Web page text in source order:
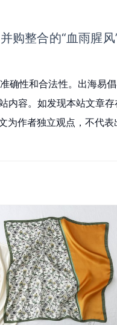
购整合的“血雨腥
确性和合法性。出海易
内容。如发现本站文章
作者独立观点，不代表